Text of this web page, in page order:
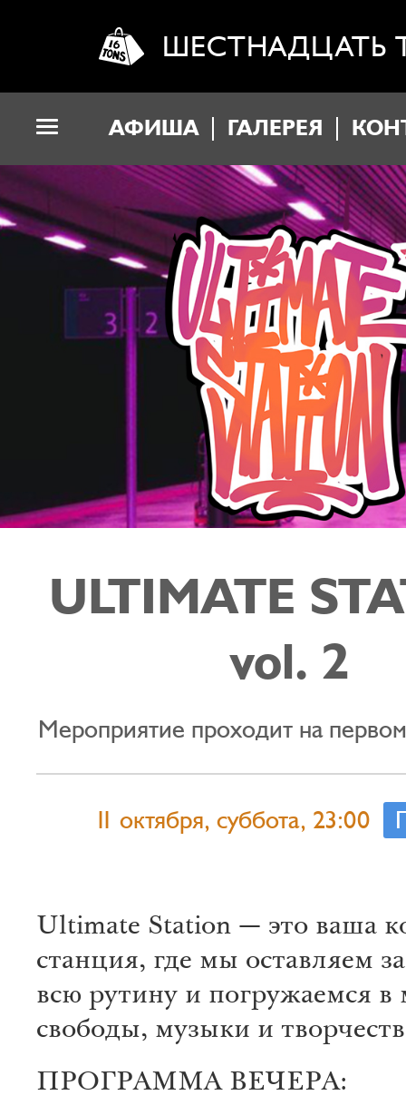
ШЕСТНАДЦАТЬ
АФИША ГАЛЕРЕЯ
ULTIMATE
vol. 2
Мероприятие проходит на
11 октября, суббота, 23:00
Ultimate Station — это ваша
станция, где мы оставляем
всю рутину и погружаемся в
свободы, музыки и
ПРОГРАММА ВЕЧЕРА: